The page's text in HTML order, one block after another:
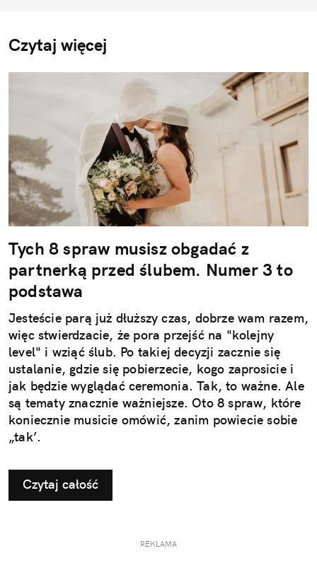
Czytaj więcej
Tych 8 spraw musisz obgadać z
partnerką przed ślubem. Numer 3 to
podstawa
Jesteście parą już dłuższy czas, dobrze wam razem,
więc stwierdzacie, że pora przejść na "kolejny
level" i wziąć ślub. Po takiej decyzji zacznie się
ustalanie, gdzie się pobierzecie, kogo zaprosicie i
jak będzie wyglądać ceremonia. Tak, to ważne. Ale
są tematy znacznie ważniejsze. Oto 8 spraw, które
koniecznie musicie omówić, zanim powiecie sobie
„tak’.
Czytaj całość
REKLAMA